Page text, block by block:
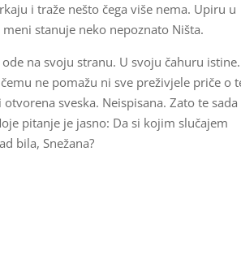
i traže nešto čega više nema. Upiru u
stanuje neko nepoznato Ništa.
na svoju stranu. U svoju čahuru istine.
ne pomažu ni sve preživjele priče o
sveska. Neispisana. Zato te sada
pitanje je jasno: Da si kojim slučajem
bila, Snežana?